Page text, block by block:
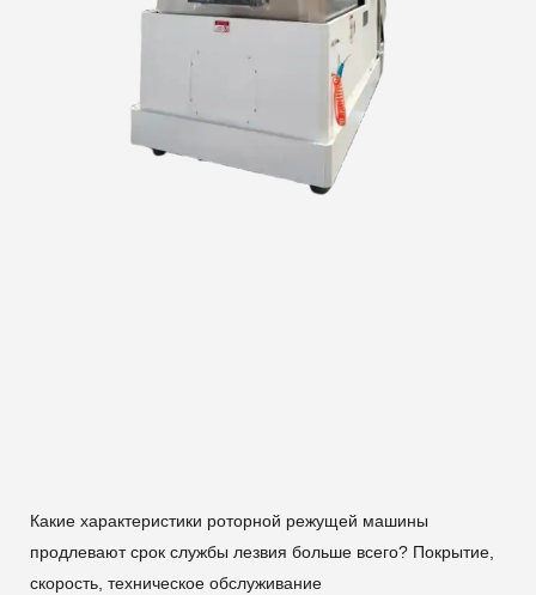
Какие характеристики роторной режущей машины
продлевают срок службы лезвия больше всего? Покрытие,
скорость, техническое обслуживание